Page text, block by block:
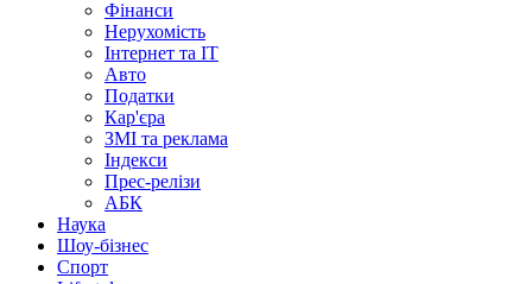
Фінанси
Нерухомість
Інтернет та IT
Авто
Податки
Кар'єра
ЗМІ та реклама
Індекси
Прес-релізи
АБК
Наука
Шоу-бізнес
Спорт